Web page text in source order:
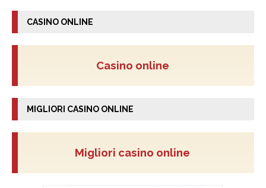
CASINO ONLINE
Casino online
MIGLIORI CASINO ONLINE
Migliori casino online